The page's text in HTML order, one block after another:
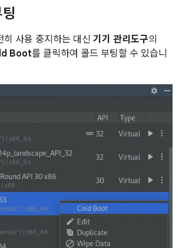
사용 중지하는 대신 기기 관리도구의
Boot를 클릭하여 콜드 부팅할 수 있습니